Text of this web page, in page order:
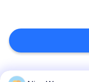
얇은